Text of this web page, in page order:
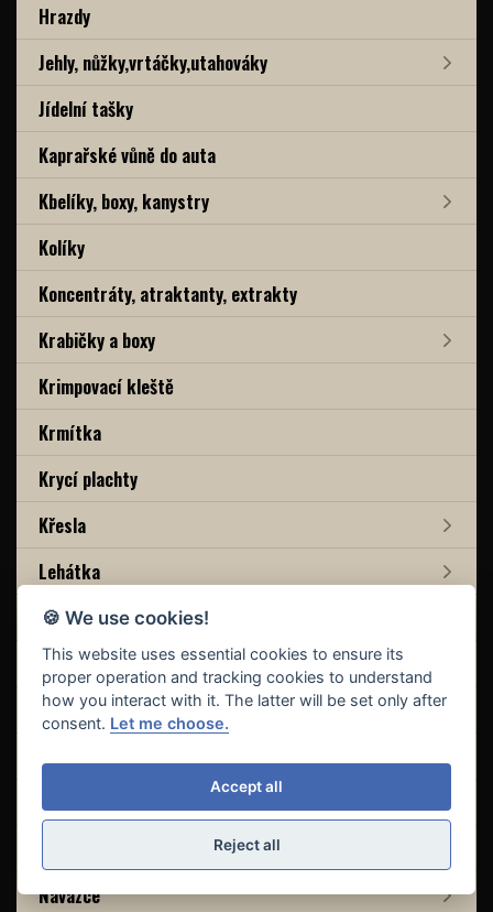
Hrazdy
Jehly, nůžky,vrtáčky,utahováky
Jídelní tašky
Kaprařské vůně do auta
Kbelíky, boxy, kanystry
Kolíky
Koncentráty, atraktanty, extrakty
Krabičky a boxy
Krimpovací kleště
Krmítka
Krycí plachty
Křesla
Lehátka
Lopatky, cobry, praky
Markery
Method mixy
Montáže
Nádobí
Návazce
🍪 We use cookies!
This website uses essential cookies to ensure its
proper operation and tracking cookies to understand
how you interact with it. The latter will be set only after
consent. Let me choose.
Accept all
Reject all